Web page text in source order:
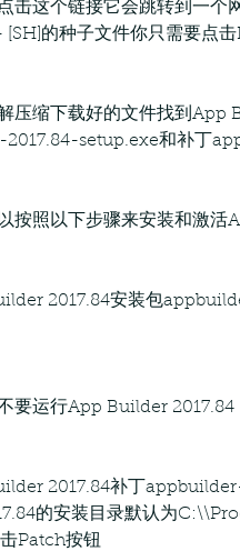
击这个链接它会跳转到一
[SH]的种子文件你只需要点
压缩下载好的文件找到App
setup.exe和补丁
按照以下步骤来安装和激活
2017.84安装包
要运行App Builder 2017.84
2017.84补丁
的安装目录默认为
Patch按钮